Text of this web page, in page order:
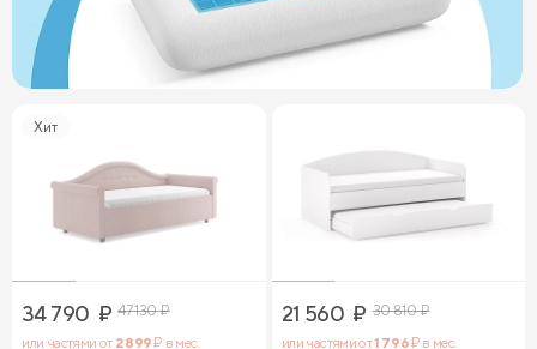
Хит
34 790 ₽ 47 130₽
или частями от 2 899₽ в мес.
21 560 ₽ 30 810₽
или частями от1 796₽ в мес.